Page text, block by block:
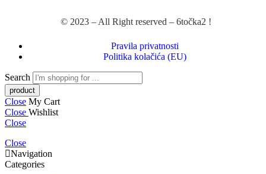
© 2023 – All Right reserved – 6točka2 !
Pravila privatnosti
Politika kolačića (EU)
Search
Close My Cart
Close Wishlist
Close
Close
Navigation
Categories